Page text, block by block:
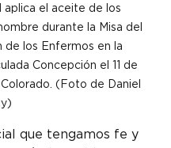
aplica el aceite de los
durante la Misa del
de los Enfermos en la
Concepción el 11 de
(Foto de Daniel
que tengamos fe y